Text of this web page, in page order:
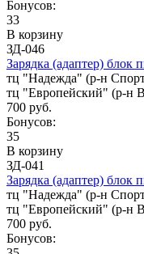
Бонусов:
33
В корзину
ЗД-046
Зарядка (адаптер) блок
тц "Надежда" (р-н
тц "Европейский" (р-н
700 руб.
Бонусов:
35
В корзину
ЗД-041
Зарядка (адаптер) блок
тц "Надежда" (р-н
тц "Европейский" (р-н
700 руб.
Бонусов: